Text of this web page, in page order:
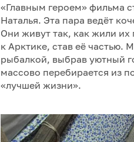
«Главным героем» фильма
Наталья. Эта пара ведёт
Они живут так, как жили
к Арктике, став её частью.
рыбалкой, выбрав уютный
массово перебирается из
«лучшей жизни».